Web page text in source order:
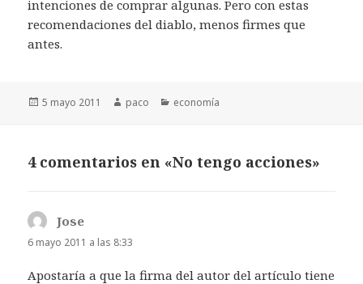
intenciones de comprar algunas. Pero con estas
recomendaciones del diablo, menos firmes que
antes.
Publicado
5 mayo 2011 Autor
paco Categorías
economía
4 comentarios en «No tengo acciones»
Jose
6 mayo 2011 a las 8:33
Apostaría a que la firma del autor del artículo tiene